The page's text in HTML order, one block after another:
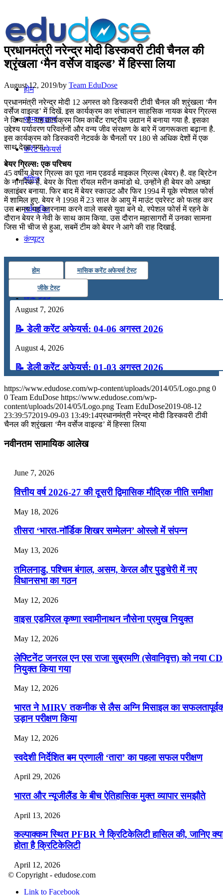
होम
सामान्यज्ञान
करेंट अफेयर्स
गणित
तर्कशक्ति
कंप्यूटर
अंग्रेजी
मॉक टेस्ट
टुडेज जीके
प्रधानमंत्री नरेन्‍द्र मोदी डिस्‍कवरी टीवी चैनल की
श्रृंखला ‘मैन वर्सेज वाइल्‍ड’ में हिस्सा लिया
August 12, 2019/by Team EduDose
प्रधानमंत्री नरेन्‍द्र मोदी 12 अगस्त को डिस्‍कवरी टीवी चैनल की श्रृंखला ‘मैन
वर्सेज वाइल्‍ड’ में दिखें. इस कार्यक्रम का संचालन साहसि‍क नायक बेयर ग्रिल्‍स
ने किया है. यह कार्यक्रम जिम कार्बेट राष्‍ट्रीय उद्यान में बनाया गया है. इसका
उद्देश्य पर्यावरण परिवर्तनों और वन्‍य जीव संरक्षण के बारे में जागरूकता बढ़ाना है.
इस कार्यक्रम को डिस्‍कवरी नेटवर्क के चैनलों पर 180 से अधिक देशों में एक
साथ देखा गया.
बेयर ग्रिल्‍स: एक परिचय
45 वर्षीय बेयर ग्रिल्‍स का पूरा नाम एडवर्ड माइकल ग्रिल्स (बेयर) है. वह ब्रिटेन
के नागरिक हैं. बेयर के पिता रॉयल मरीन कमांडो थे. उन्होंने ही बेयर को अच्छा
क्लाइंबर बनाया. फिर बाद में बेयर स्काउट और फिर 1994 में यूके स्पेशल फोर्स
में शामिल हुए. बेयर ने 1998 में 23 साल के आयु में माउंट एवरेस्ट को फतह कर
उस समय यह कारनामा करने वाले सबसे युवा बने थे. स्पेशल फोर्स में रहने के
दौरान बेयर ने नेवी के साथ काम किया. उस दौरान महासागरों में उनका सामना
जिस भी चीज से हुआ, सबमें टीम को बेयर ने आगे की राह दिखाई.
होम मासिक करेंट अफेयर्स टेस्ट
जीके टेस्ट
August 7, 2026
📝 डेली करेंट अफेयर्स: 04-06 अगस्त 2026
August 4, 2026
📝 डेली करेंट अफेयर्स: 01-03 अगस्त 2026
July 31, 2026
📝 डेली करेंट अफेयर्स: 28-31 जुलाई 2026
July 28, 2026
📝 डेली करेंट अफेयर्स: 25-27 जुलाई 2026
https://www.edudose.com/wp-content/uploads/2014/05/Logo.png 0
0 Team EduDose https://www.edudose.com/wp-
content/uploads/2014/05/Logo.png Team EduDose2019-08-12
23:39:572019-09-03 13:49:14प्रधानमंत्री नरेन्‍द्र मोदी डिस्‍कवरी टीवी
चैनल की श्रृंखला ‘मैन वर्सेज वाइल्‍ड’ में हिस्सा लिया
नवीनतम सामायिक आलेख
June 7, 2026
वित्तीय वर्ष 2026-27 की दूसरी द्विमासिक मौद्रिक नीति समीक्षा
May 18, 2026
तीसरा ‘भारत-नॉर्डिक शिखर सम्मेलन’ ओस्लो में संपन्न
May 13, 2026
तमिलनाडु, पश्चिम बंगाल, असम, केरल और पुडुचेरी में नए
विधानसभा का गठन
May 12, 2026
वाइस एडमिरल कृष्णा स्वामीनाथन नौसेना प्रमुख नियुक्त
May 12, 2026
लेफ्टिनेंट जनरल एन एस राजा सुब्रमणि (सेवानिवृत्त) को नया
नियुक्त किया गया
May 12, 2026
भारत ने MIRV तकनीक से लैस अग्नि मिसाइल का
उड़ान परीक्षण किया
May 12, 2026
स्वदेशी निर्देशित बम प्रणाली ‘तारा’ का पहला सफल परीक्षण
April 29, 2026
भारत और न्यूजीलैंड के बीच ऐतिहासिक मुक्त व्यापार समझौते
April 13, 2026
कल्पाक्कम स्थित PFBR ने क्रिटिकेलिटी हासिल की, जानिए
होता है क्रिटिकेलिटी
April 12, 2026
© Copyright - edudose.com
Link to Facebook